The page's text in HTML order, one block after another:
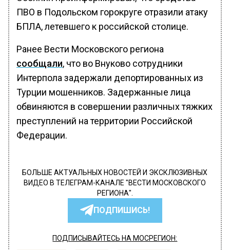
ПВО в Подольском горокруге отразили атаку
БПЛА, летевшего к российской столице.
Ранее Вести Московского региона
сообщали, что во Внуково сотрудники
Интерпола задержали депортированных из
Турции мошенников. Задержанные лица
обвиняются в совершении различных тяжких
преступлений на территории Российской
Федерации.
БОЛЬШЕ АКТУАЛЬНЫХ НОВОСТЕЙ И ЭКСКЛЮЗИВНЫХ
ВИДЕО В ТЕЛЕГРАМ-КАНАЛЕ "ВЕСТИ МОСКОВСКОГО
РЕГИОНА".
ПОДПИШИСЬ!
ПОДПИСЫВАЙТЕСЬ НА МОСРЕГИОН: